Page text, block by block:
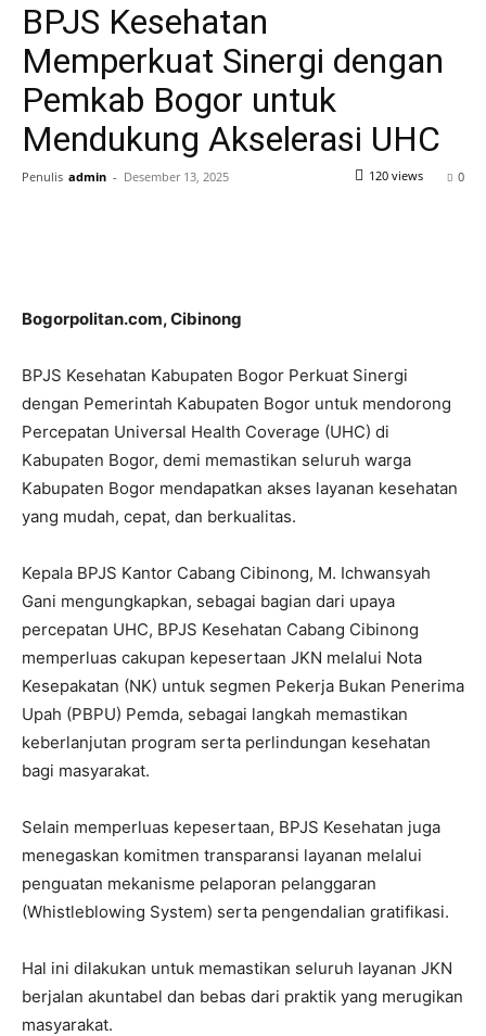
BPJS Kesehatan
Memperkuat Sinergi dengan
Pemkab Bogor untuk
Mendukung Akselerasi UHC
Penulis admin - Desember 13, 2025 0
120 views
Bogorpolitan.com, Cibinong
BPJS Kesehatan Kabupaten Bogor Perkuat Sinergi
dengan Pemerintah Kabupaten Bogor untuk mendorong
Percepatan Universal Health Coverage (UHC) di
Kabupaten Bogor, demi memastikan seluruh warga
Kabupaten Bogor mendapatkan akses layanan kesehatan
yang mudah, cepat, dan berkualitas.
Kepala BPJS Kantor Cabang Cibinong, M. Ichwansyah
Gani mengungkapkan, sebagai bagian dari upaya
percepatan UHC, BPJS Kesehatan Cabang Cibinong
memperluas cakupan kepesertaan JKN melalui Nota
Kesepakatan (NK) untuk segmen Pekerja Bukan Penerima
Upah (PBPU) Pemda, sebagai langkah memastikan
keberlanjutan program serta perlindungan kesehatan
bagi masyarakat.
Selain memperluas kepesertaan, BPJS Kesehatan juga
menegaskan komitmen transparansi layanan melalui
penguatan mekanisme pelaporan pelanggaran
(Whistleblowing System) serta pengendalian gratifikasi.
Hal ini dilakukan untuk memastikan seluruh layanan JKN
berjalan akuntabel dan bebas dari praktik yang merugikan
masyarakat.